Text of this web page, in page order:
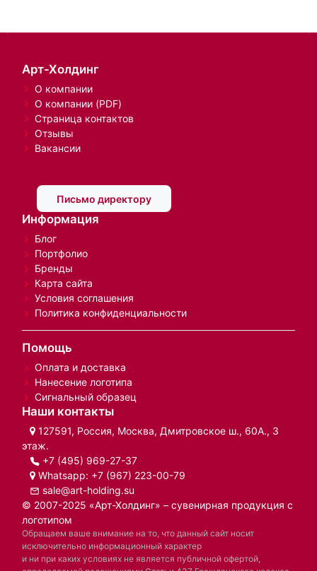
Арт-Холдинг
О компании
О компании (PDF)
Страница контактов
Отзывы
Вакансии
Письмо директору
Информация
Блог
Портфолио
Бренды
Карта сайта
Условия соглашения
Политика конфиденциальности
Помощь
Оплата и доставка
Нанесение логотипа
Сигнальный образец
Наши контакты
127591, Россия, Москва, Дмитровское ш., 60А., 3
этаж.
+7 (495) 969-27-37
Whatsapp: +7 (967) 223-00-79
sale@art-holding.su
© 2007-2025 «Арт-Холдинг» – сувенирная продукция с
логотипом
Обращаем ваше внимание на то, что данный сайт носит
исключительно информационный характер
и ни при каких условиях не является публичной офертой,